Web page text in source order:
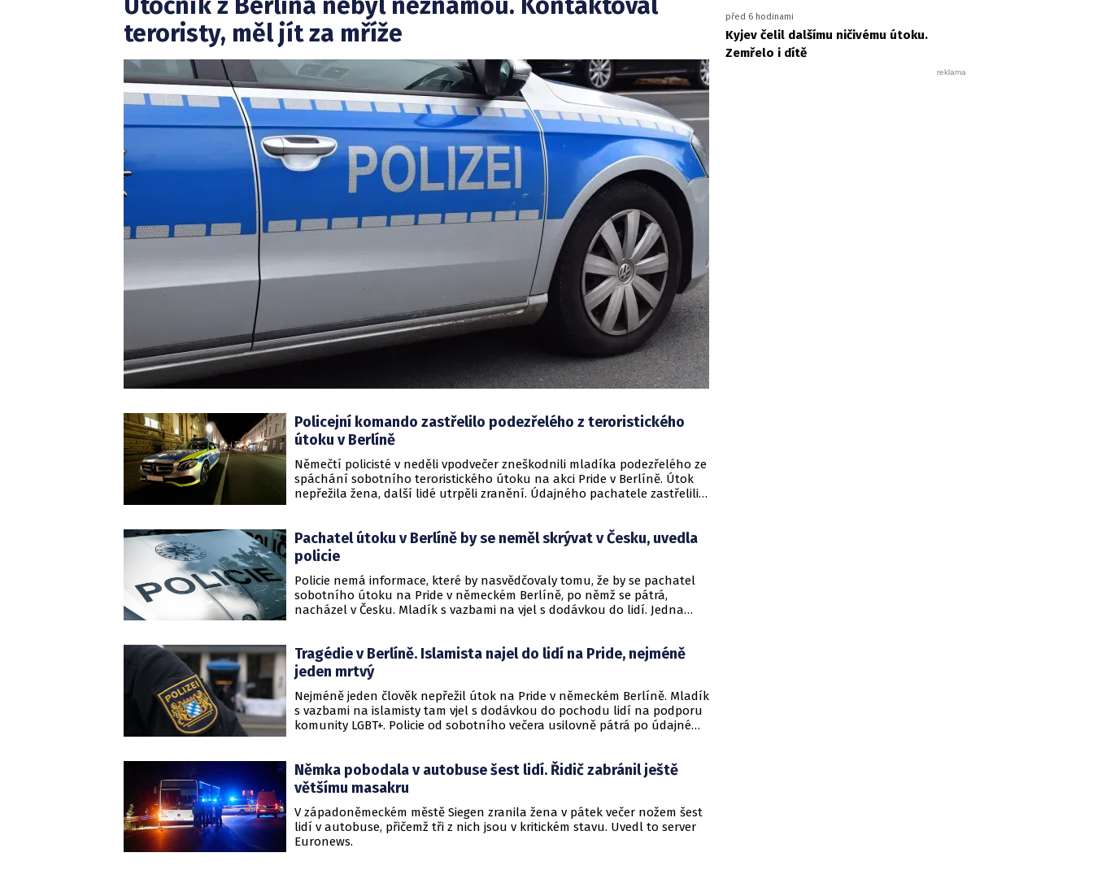
teroristy, měl jít za mříže
Policejní komando zastřelilo podezřelého z teroristického
útoku v Berlíně
Němečtí policisté v neděli vpodvečer zneškodnili mladíka podezřelého ze
spáchání sobotního teroristického útoku na akci Pride v Berlíně. Útok
nepřežila žena, další lidé utrpěli zranění. Údajného pachatele zastřelili
Pachatel útoku v Berlíně by se neměl skrývat v Česku, uvedla
policie
Policie nemá informace, které by nasvědčovaly tomu, že by se pachatel
sobotního útoku na Pride v německém Berlíně, po němž se pátrá,
nacházel v Česku. Mladík s vazbami na vjel s dodávkou do lidí. Jedna
Tragédie v Berlíně. Islamista najel do lidí na Pride, nejméně
jeden mrtvý
Nejméně jeden člověk nepřežil útok na Pride v německém Berlíně. Mladík
s vazbami na islamisty tam vjel s dodávkou do pochodu lidí na podporu
komunity LGBT+. Policie od sobotního večera usilovně pátrá po údajném
Němka pobodala v autobuse šest lidí. Řidič zabránil ještě
většímu masakru
V západoněmeckém městě Siegen zranila žena v pátek večer nožem šest
lidí v autobuse, přičemž tři z nich jsou v kritickém stavu. Uvedl to server
Euronews.
před 6 hodinami
Kyjev čelil dalšímu ničivému útoku.
Zemřelo i dítě